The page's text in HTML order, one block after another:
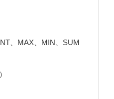
、MAX、MIN、SUM